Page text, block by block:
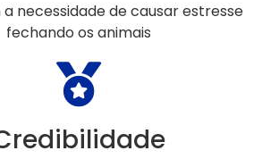
necessidade de causar estresse
fechando os animais